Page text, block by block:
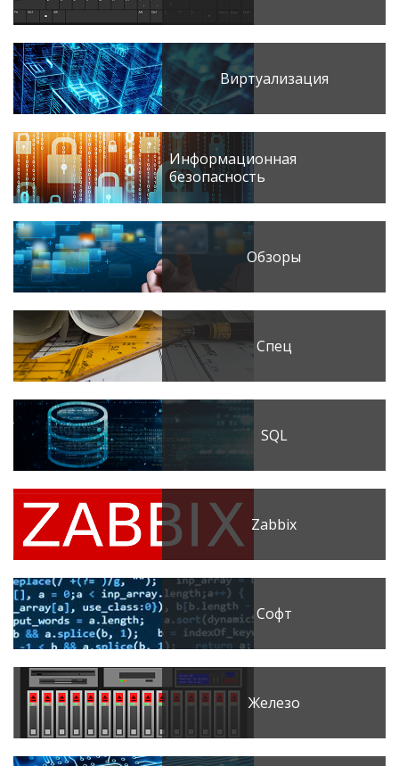
Виртуализация
Информационная
безопасность
Обзоры
Спец
SQL
Zabbix
Софт
Железо